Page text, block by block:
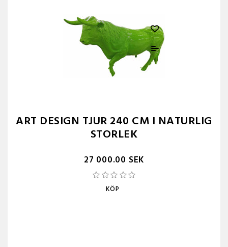
ART DESIGN TJUR 240 CM I NATURLIG
STORLEK
27 000.00 SEK
KÖP